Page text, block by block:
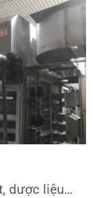
dược liệu…